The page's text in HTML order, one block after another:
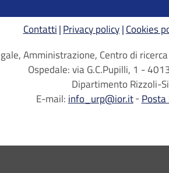
Contatti Privacy policy Cookies
Amministrazione, Centro di
Ospedale: via G.C.Pupilli, 1 -
Dipartimento Rizzoli-
E-mail: info_urp@ior.it